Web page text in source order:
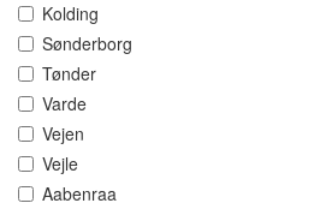
Kolding
Sønderborg
Tønder
Varde
Vejen
Vejle
Aabenraa